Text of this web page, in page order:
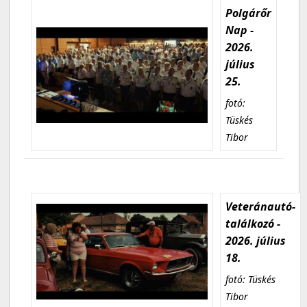
Polgárőr
Nap -
2026.
július
25.
fotó:
Tüskés
Tibor
Veteránautó-
találkozó -
2026. július
18.
fotó: Tüskés
Tibor